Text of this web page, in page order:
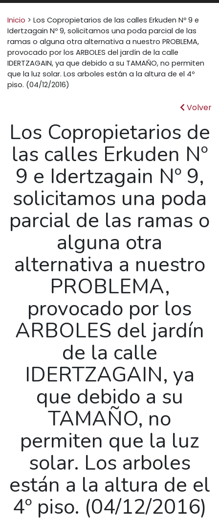
Buscar:
Inicio > Los Copropietarios de las calles Erkuden Nº 9 e
Idertzagain Nº 9, solicitamos una poda parcial de las
ramas o alguna otra alternativa a nuestro PROBLEMA,
provocado por los ARBOLES del jardín de la calle
IDERTZAGAIN, ya que debido a su TAMAÑO, no permiten
que la luz solar. Los arboles están a la altura de el 4º
piso. (04/12/2016)
Volver
Los Copropietarios de
las calles Erkuden Nº
9 e Idertzagain Nº 9,
solicitamos una poda
parcial de las ramas o
alguna otra
alternativa a nuestro
PROBLEMA,
provocado por los
ARBOLES del jardín
de la calle
IDERTZAGAIN, ya
que debido a su
TAMAÑO, no
permiten que la luz
solar. Los arboles
están a la altura de el
4º piso. (04/12/2016)